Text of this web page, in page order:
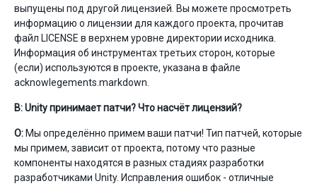
выпущены под другой лицензией. Вы можете просмотреть
информацию о лицензии для каждого проекта, прочитав
файл LICENSE в верхнем уровне директории исходника.
Информация об инструментах третьих сторон, которые
(если) используются в проекте, указана в файле
acknowlegements.markdown.
В: Unity принимает патчи? Что насчёт лицензий?
О: Мы определённо примем ваши патчи! Тип патчей, которые
мы примем, зависит от проекта, потому что разные
компоненты находятся в разных стадиях разработки
разработчиками Unity. Исправления ошибок - отличные